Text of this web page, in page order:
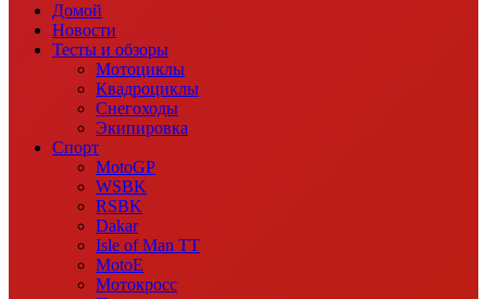
Домой
Новости
Тесты и обзоры
Мотоциклы
Квадроциклы
Снегоходы
Экипировка
Спорт
MotoGP
WSBK
RSBK
Dakar
Isle of Man TT
MotoE
Мотокросс